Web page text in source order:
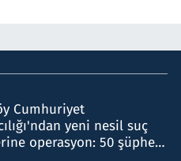
Cumhuriyet
yeni nesil suç
operasyon: 50 şüpheli